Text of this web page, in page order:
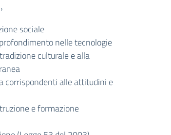
sociale
nelle tecnologie
culturale e alla
corrispondenti alle attitudini e
e formazione